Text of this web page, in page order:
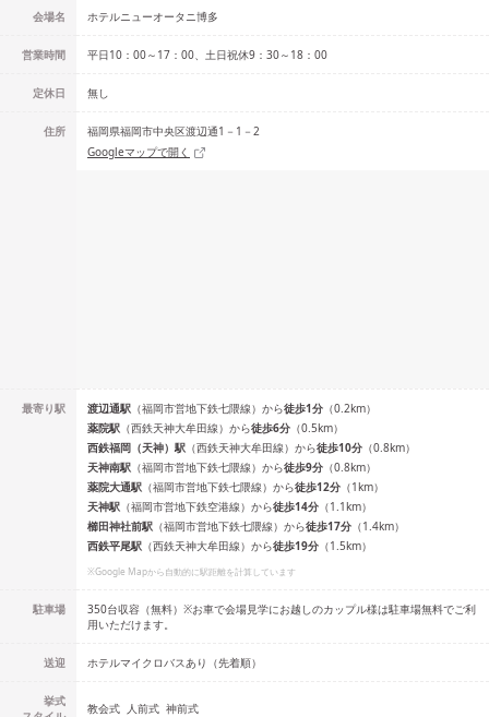
会場名 ホテルニューオータニ博多
営業時間 平日10：00～17：00、土日祝休9：30～18：00
定休日 無し
住所
福岡県福岡市中央区渡辺通1－1－2
Googleマップで開く
最寄り駅 渡辺通駅 （福岡市営地下鉄七隈線） から徒歩1分 （0.2km）
薬院駅 （西鉄天神大牟田線） から徒歩6分 （0.5km）
西鉄福岡（天神） 駅 （西鉄天神大牟田線） から徒歩10分 （0.8km）
天神南駅 （福岡市営地下鉄七隈線） から徒歩9分 （0.8km）
薬院大通駅 （福岡市営地下鉄七隈線） から徒歩12分 （1km）
天神駅 （福岡市営地下鉄空港線） から徒歩14分 （1.1km）
櫛田神社前駅 （福岡市営地下鉄七隈線） から徒歩17分 （1.4km）
西鉄平尾駅 （西鉄天神大牟田線） から徒歩19分 （1.5km）
※Google Mapから自動的に駅距離を計算しています
駐車場
350台収容（無料）※お車で会場見学にお越しのカップル様は駐車場無料でご利
用いただけます。
送迎 ホテルマイクロバスあり（先着順）
挙式
教会式 人前式 神前式